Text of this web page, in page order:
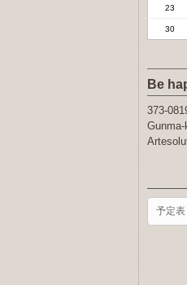
23
30
Be
373-
予定表